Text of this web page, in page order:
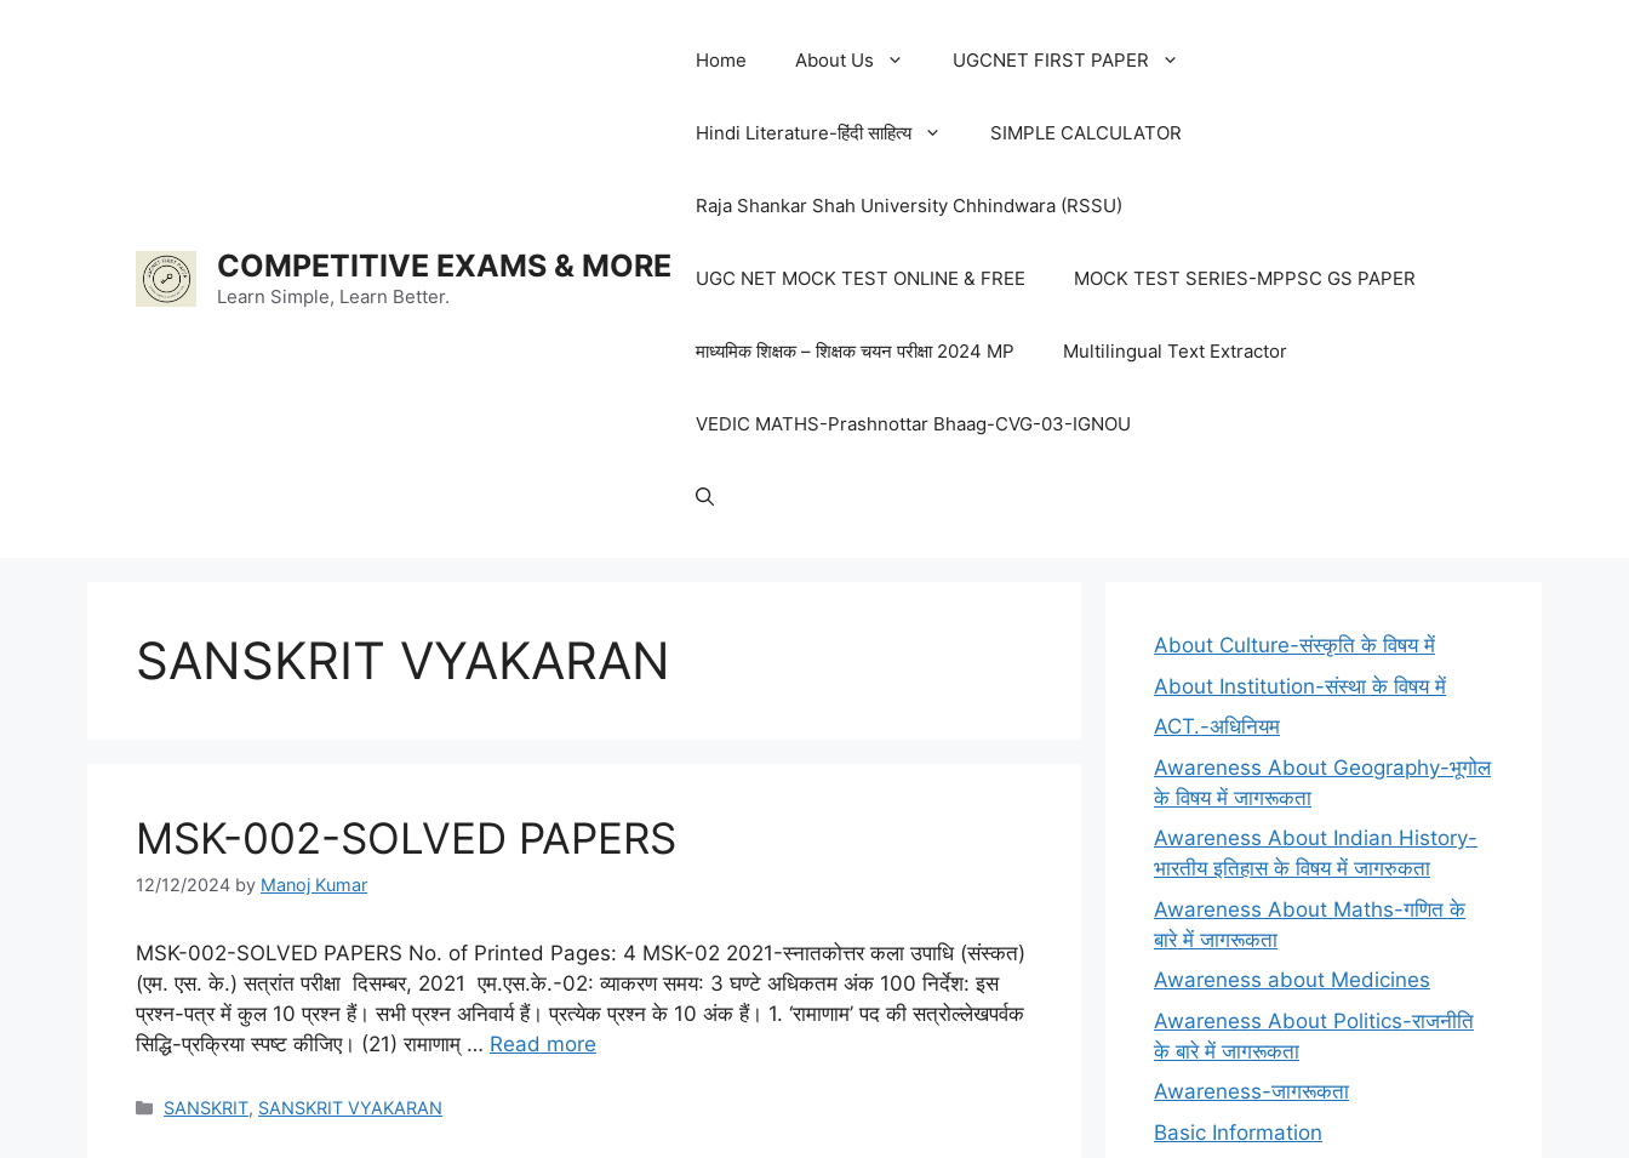
COMPETITIVE EXAMS & MORE
Learn Simple, Learn Better.
Home About Us UGCNET FIRST PAPER
Hindi Literature-हिंदी साहित्य SIMPLE CALCULATOR
Raja Shankar Shah University Chhindwara (RSSU)
UGC NET MOCK TEST ONLINE & FREE MOCK TEST SERIES-MPPSC GS PAPER
माध्यमिक शिक्षक – शिक्षक चयन परीक्षा 2024 MP Multilingual Text Extractor
VEDIC MATHS-Prashnottar Bhaag-CVG-03-IGNOU
SANSKRIT VYAKARAN
MSK-002-SOLVED PAPERS
12/12/2024 by Manoj Kumar
MSK-002-SOLVED PAPERS No. of Printed Pages: 4 MSK-02 2021-स्नातकोत्तर कला उपाधि (संस्कत)
(एम. एस. के.) सत्रांत परीक्षा दिसम्बर, 2021 एम.एस.के.-02: व्याकरण समय: 3 घण्टे अधिकतम अंक 100 निर्देश: इस
प्रश्न-पत्र में कुल 10 प्रश्न हैं। सभी प्रश्न अनिवार्य हैं। प्रत्येक प्रश्न के 10 अंक हैं। 1. ‘रामाणाम’ पद की सत्रोल्लेखपर्वक
सिद्धि-प्रक्रिया स्पष्ट कीजिए। (21) रामाणाम् … Read more
Categories
SANSKRIT, SANSKRIT VYAKARAN
About Culture-संस्कृति के विषय में
About Institution-संस्था के विषय में
ACT.-अधिनियम
Awareness About Geography-भूगोल
के विषय में जागरूकता
Awareness About Indian History-
भारतीय इतिहास के विषय में जागरुकता
Awareness About Maths-गणित के
बारे में जागरूकता
Awareness about Medicines
Awareness About Politics-राजनीति
के बारे में जागरूकता
Awareness-जागरूकता
Basic Information